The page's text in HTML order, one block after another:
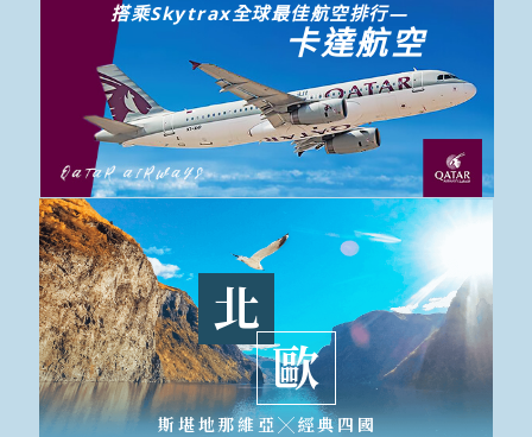
搭乘Skytrax全球最佳航空排行—
卡達航空
北
歐
斯堪地那維亞╳經典四國